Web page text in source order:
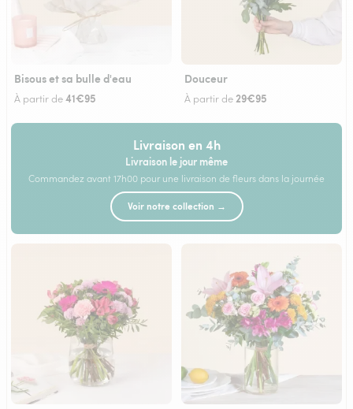
Bisous et sa bulle d'eau
À partir de41€95
Douceur
À partir de29€95
Livraison en 4h
Livraison le jour même
Commandez avant 17h00 pour une livraison de fleurs dans la journée
Voir notre collection →